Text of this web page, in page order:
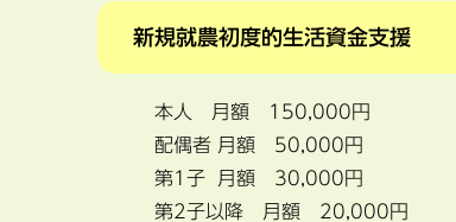
新規就農初度的生活資金支援
本人 月額 150,000円
配偶者 月額 50,000円
第1子 月額 30,000円
第2子以降 月額 20,000円